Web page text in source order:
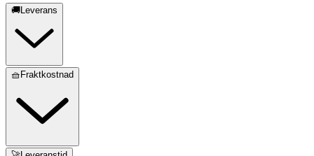
🚚Leverans
🧺Fraktkostnad